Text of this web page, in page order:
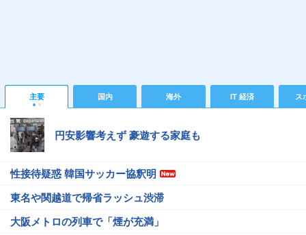
主要 国内 海外 IT 経済 ス
円安影響考えず 豪遊する家庭も
性接待疑惑 韓国サッカー協釈明
東名や関越道で帰省ラッシュ渋滞
大阪メトロの列車で「煙が充満」